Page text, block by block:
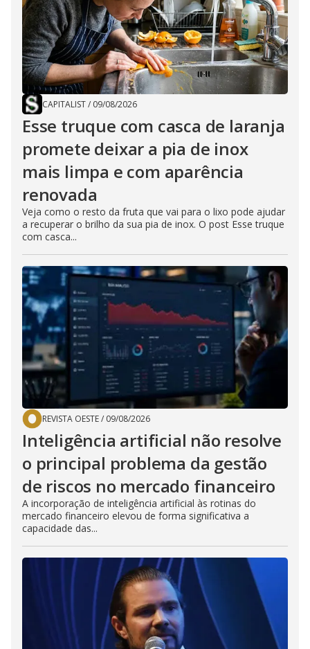
CAPITALIST/ 09/08/2026
Esse truque com casca de laranja
promete deixar a pia de inox
mais limpa e com aparência
renovada
Veja como o resto da fruta que vai para o lixo pode ajudar
a recuperar o brilho da sua pia de inox. O post Esse truque
com casca...
REVISTA OESTE/ 09/08/2026
Inteligência artificial não resolve
o principal problema da gestão
de riscos no mercado financeiro
A incorporação de inteligência artificial às rotinas do
mercado financeiro elevou de forma significativa a
capacidade das...